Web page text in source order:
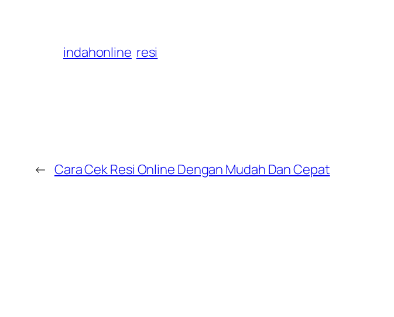
indahonline resi
← Cara Cek Resi Online Dengan Mudah Dan Cepat